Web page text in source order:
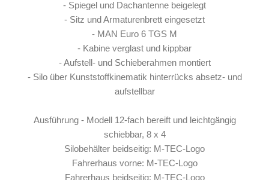
- Spiegel und Dachantenne beigelegt
- Sitz und Armaturenbrett eingesetzt
- MAN Euro 6 TGS M
- Kabine verglast und kippbar
- Aufstell- und Schieberahmen montiert
- Silo über Kunststoffkinematik hinterrücks absetz- und
aufstellbar
Ausführung - Modell 12-fach bereift und leichtgängig
schiebbar, 8 x 4
Silobehälter beidseitig: M-TEC-Logo
Fahrerhaus vorne: M-TEC-Logo
Fahrerhaus beidseitig: M-TEC-Logo